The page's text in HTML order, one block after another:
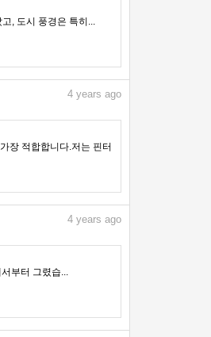
, 도시 풍경은 특히...
4 years ago
장 적합합니다.저는 핀터
4 years ago
부터 그렸습...